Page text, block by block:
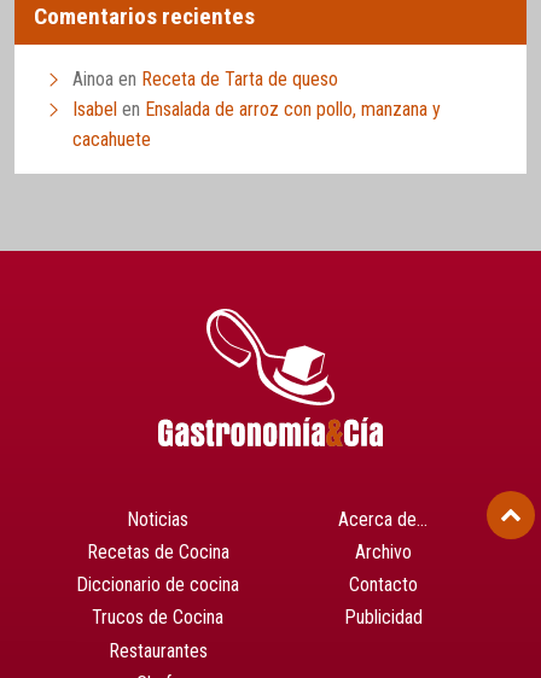
Comentarios recientes
Ainoa en Receta de Tarta de queso
Isabel en Ensalada de arroz con pollo, manzana y
cacahuete
Noticias
Recetas de Cocina
Diccionario de cocina
Trucos de Cocina
Restaurantes
Acerca de…
Archivo
Contacto
Publicidad